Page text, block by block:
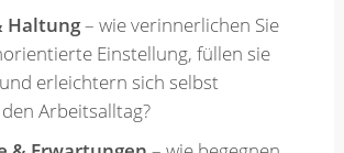
Haltung– wie verinnerlichen Sie
Einstellung, füllen sie
erleichtern sich selbst
Arbeitsalltag?